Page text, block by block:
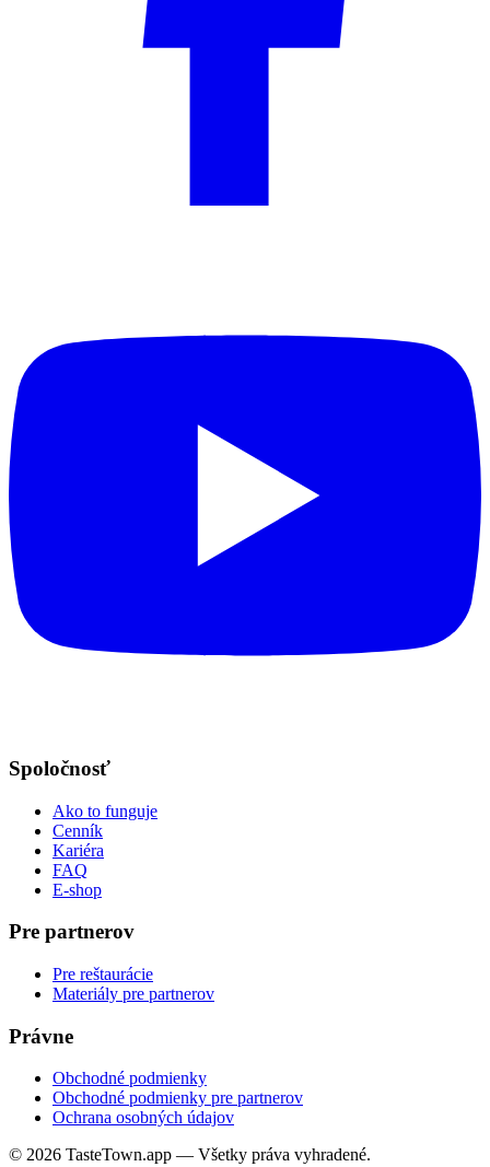
Spoločnosť
Ako to funguje
Cenník
Kariéra
FAQ
E-shop
Pre partnerov
Pre reštaurácie
Materiály pre partnerov
Právne
Obchodné podmienky
Obchodné podmienky pre partnerov
Ochrana osobných údajov
© 2026 TasteTown.app — Všetky práva vyhradené.